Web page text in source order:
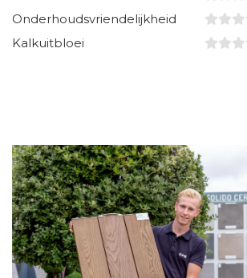
Onderhoudsvriendelijkheid
Kalkuitbloei